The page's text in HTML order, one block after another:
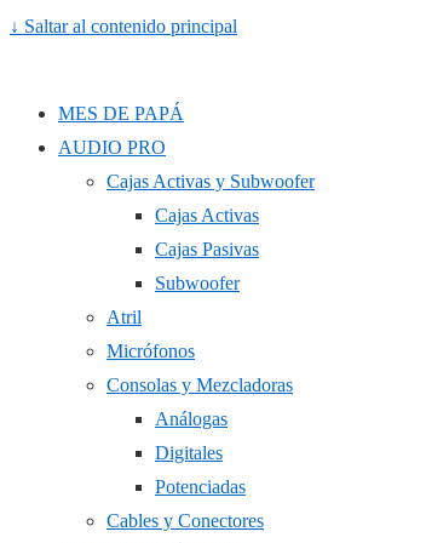
↓ Saltar al contenido principal
MES DE PAPÁ
AUDIO PRO
Cajas Activas y Subwoofer
Cajas Activas
Cajas Pasivas
Subwoofer
Atril
Micrófonos
Consolas y Mezcladoras
Análogas
Digitales
Potenciadas
Cables y Conectores